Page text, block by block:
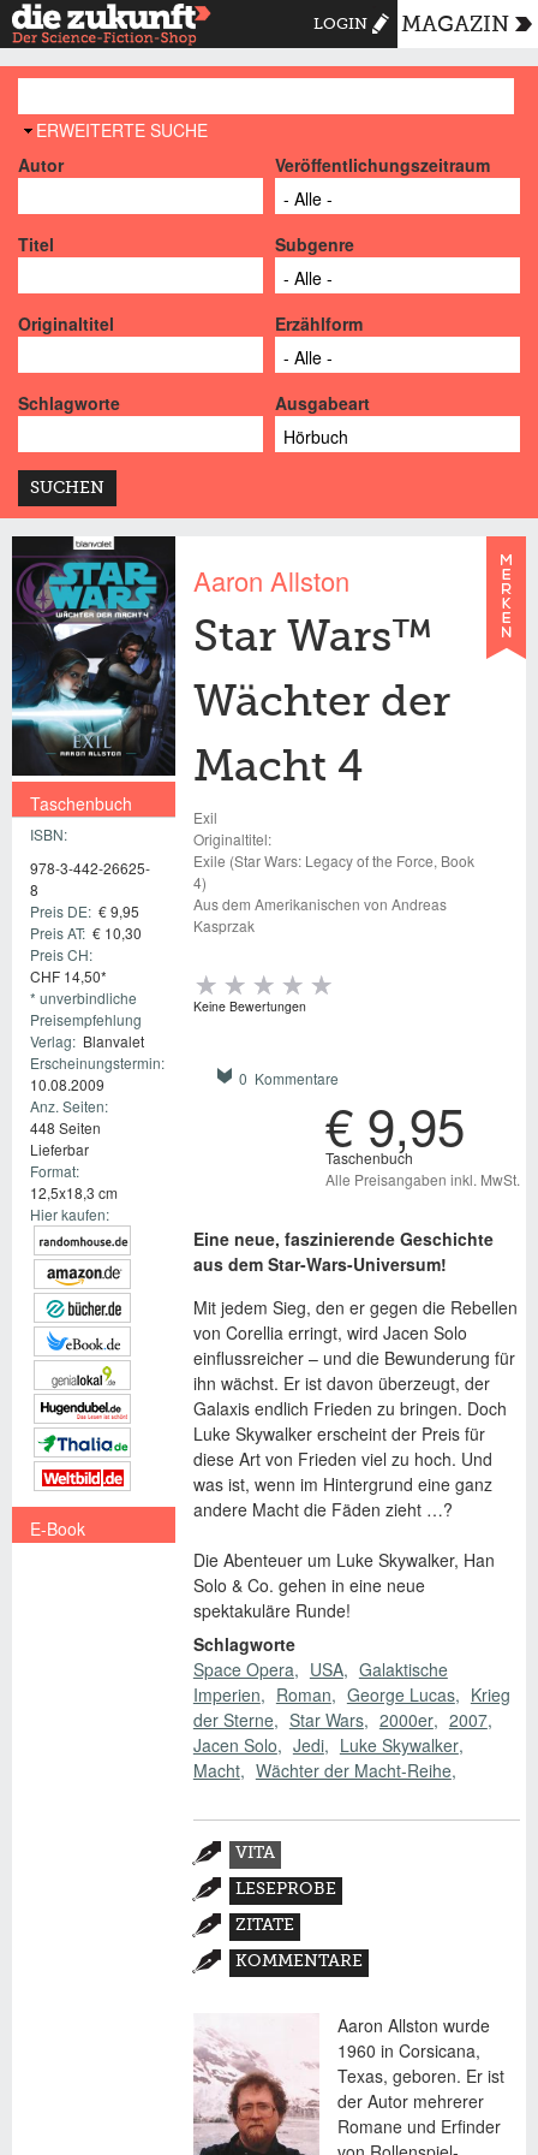
LOGIN MAGAZIN
AUSBLENDEN
ERWEITERTE SUCHE
Autor
Veröffentlichungszeitraum
Titel Subgenre
Originaltitel Erzählform
Schlagworte Ausgabeart
Taschenbuch
ISBN:
978-3-442-26625-
8
Preis DE: € 9,95
Preis AT: € 10,30
Preis CH:
CHF 14,50*
* unverbindliche
Preisempfehlung
Verlag: Blanvalet
Erscheinungstermin:
10.08.2009
Anz. Seiten:
448 Seiten
Lieferbar
Format:
12,5x18,3 cm
Hier kaufen:
E-Book
Aaron Allston
Star Wars™
Wächter der
Macht 4
Exil
Originaltitel:
Exile (Star Wars: Legacy of the Force, Book
4)
Aus dem Amerikanischen von Andreas
Kasprzak
Keine Bewertungen
0 Kommentare
€ 9,95
Taschenbuch
Alle Preisangaben inkl. MwSt.
Eine neue, faszinierende Geschichte
aus dem Star-Wars-Universum!
Mit jedem Sieg, den er gegen die Rebellen
von Corellia erringt, wird Jacen Solo
einflussreicher – und die Bewunderung für
ihn wächst. Er ist davon überzeugt, der
Galaxis endlich Frieden zu bringen. Doch
Luke Skywalker erscheint der Preis für
diese Art von Frieden viel zu hoch. Und
was ist, wenn im Hintergrund eine ganz
andere Macht die Fäden zieht …?
Die Abenteuer um Luke Skywalker, Han
Solo & Co. gehen in eine neue
spektakuläre Runde!
Schlagworte
Space Opera
USA
Galaktische
Imperien
Roman George Lucas
Krieg
der Sterne
Star Wars 2000er
2007
Jacen Solo
Jedi
Luke Skywalker
Macht
Wächter der Macht-Reihe
Zusatzmaterial
VITA
(AKTIVER
REITER)
LESEPROBE
ZITATE
KOMMENTARE
Aaron Allston wurde
1960 in Corsicana,
Texas, geboren. Er ist
der Autor mehrerer
Romane und Erfinder